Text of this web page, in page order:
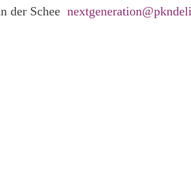
der Schee